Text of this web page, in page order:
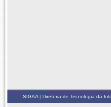
SIGAA | Diretoria de Tecnologia da